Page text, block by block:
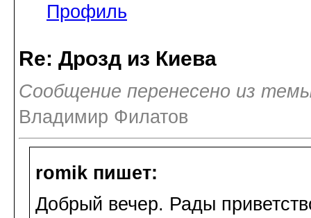
Профиль
Re: Дрозд из Киева
Сообщение перенесено из
Владимир Филатов
romik пишет:
Добрый вечер. Рады